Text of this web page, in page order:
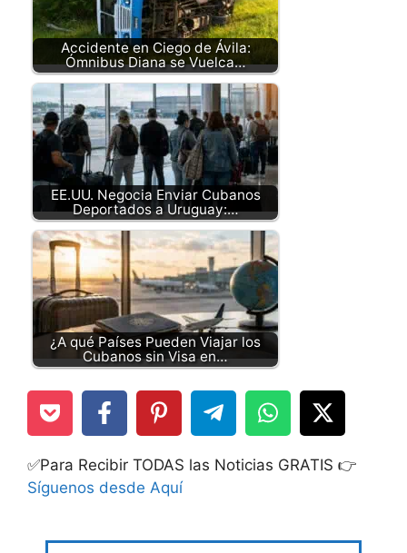
Accidente en Ciego de Ávila:
Ómnibus Diana se Vuelca…
EE.UU. Negocia Enviar Cubanos
Deportados a Uruguay:…
¿A qué Países Pueden Viajar los
Cubanos sin Visa en…
✅Para Recibir TODAS las Noticias GRATIS 👉
Síguenos desde Aquí